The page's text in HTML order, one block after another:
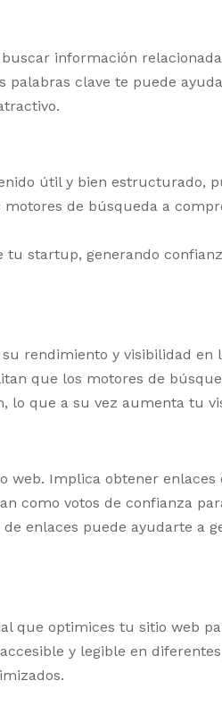
información
clave te puede
útil y bien estructurado,
de búsqueda a
startup, generando
rendimiento y visibilidad en
que los motores de
lo que a su vez aumenta tu
Implica obtener
como votos de confianza
enlaces puede ayudarte a
que optimices tu sitio web
y legible en